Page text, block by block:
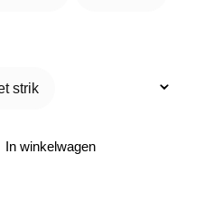
strik
In winkelwagen